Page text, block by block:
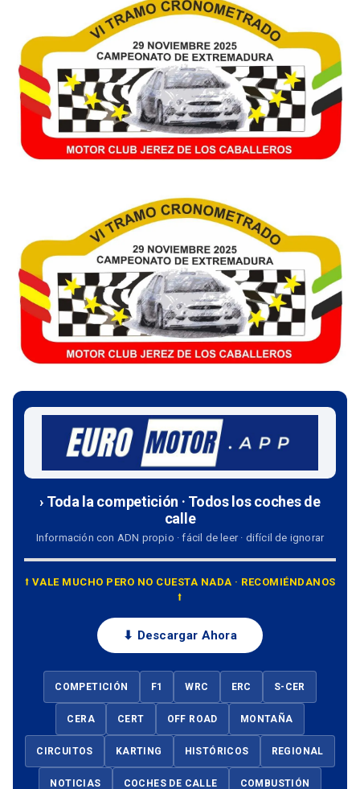
› Toda la competición · Todos los coches de
calle
Información con ADN propio · fácil de leer · difícil de ignorar
⭡ VALE MUCHO PERO NO CUESTA NADA · RECOMIÉNDANOS
⭡
⬇ Descargar Ahora
COMPETICIÓN F1 WRC ERC S-CER
CERA CERT OFF ROAD MONTAÑA
CIRCUITOS KARTING HISTÓRICOS REGIONAL
NOTICIAS COCHES DE CALLE COMBUSTIÓN